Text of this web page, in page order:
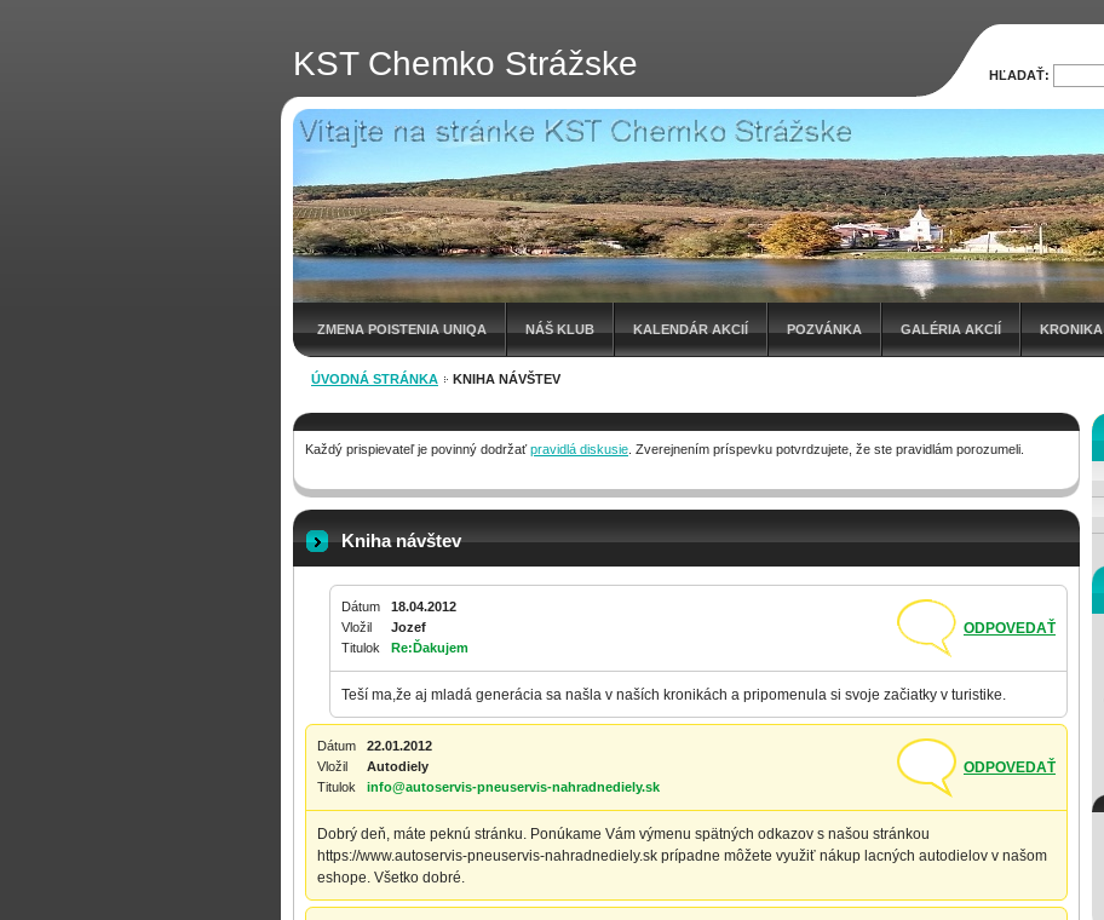
KST Chemko Strážske
ZMENA POISTENIA UNIQA NÁŠ KLUB KALENDÁR AKCIÍ POZVÁNKA GALÉRIA AKCIÍ KRONIKA
ÚVODNÁ STRÁNKA KNIHA NÁVŠTEV
Každý prispievateľ je povinný dodržaťpravidlá diskusie . Zverejnením príspevku potvrdzujete, že ste pravidlám porozumeli.
Kniha návštev
Dátum
18.04.2012
Vložil
Jozef
Titulok
Re:Ďakujem
ODPOVEDAŤ
Teší ma,že aj mladá generácia sa našla v naších kronikách a pripomenula si svoje začiatky v turistike.
Dátum
22.01.2012
Vložil
Autodiely
Titulok
info@autoservis-pneuservis-nahradnediely.sk
ODPOVEDAŤ
Dobrý deň, máte peknú stránku. Ponúkame Vám výmenu spätných odkazov s našou stránkou
https://www.autoservis-pneuservis-nahradnediely.sk prípadne môžete využiť nákup lacných autodielov v našom
eshope. Všetko dobré.
HĽADAŤ: